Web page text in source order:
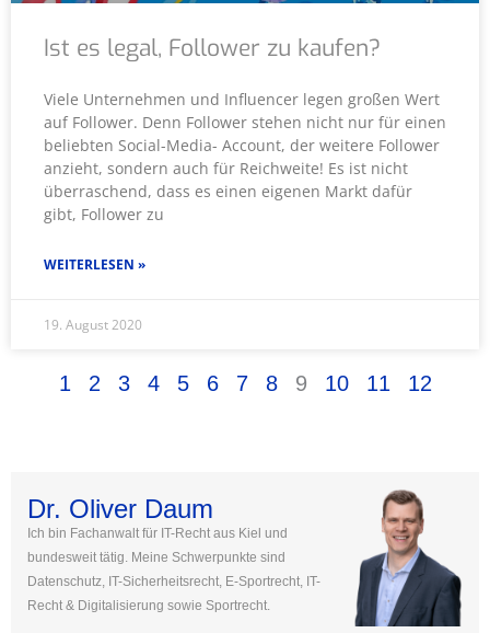
Ist es legal, Follower zu kaufen?
Viele Unternehmen und Influencer legen großen Wert
auf Follower. Denn Follower stehen nicht nur für einen
beliebten Social-Media- Account, der weitere Follower
anzieht, sondern auch für Reichweite! Es ist nicht
überraschend, dass es einen eigenen Markt dafür
gibt, Follower zu
WEITERLESEN »
19. August 2020
1 2 3 4 5 6 7 8 9 10 11 12
Dr. Oliver Daum
Ich bin Fachanwalt für IT-Recht aus Kiel und
bundesweit tätig. Meine Schwerpunkte sind
Datenschutz, IT-Sicherheitsrecht, E-Sportrecht, IT-
Recht & Digitalisierung sowie Sportrecht.